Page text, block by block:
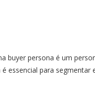
buyer persona é um
essencial para